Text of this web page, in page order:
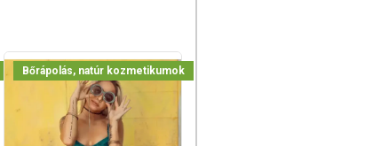
Bőrápolás, natúr kozmetikumok